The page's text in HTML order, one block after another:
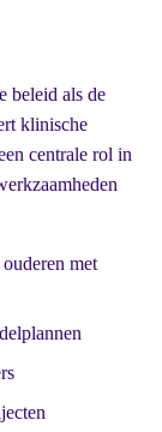
beleid als de
klinische
centrale rol in
met